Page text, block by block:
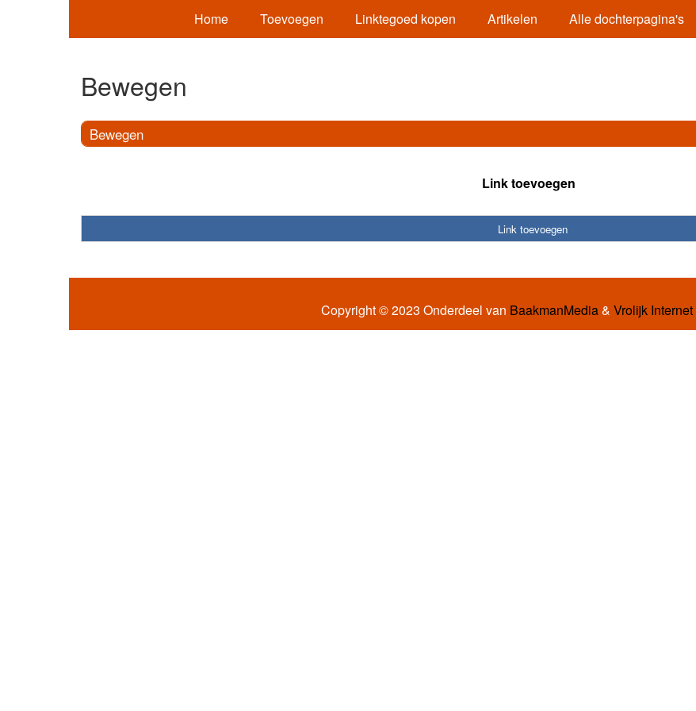
Home Toevoegen Linktegoed kopen Artikelen Alle dochterpagina's
Bewegen
Bewegen
Link toevoegen
Link toevoegen
Copyright © 2023 Onderdeel van BaakmanMedia& Vrolijk